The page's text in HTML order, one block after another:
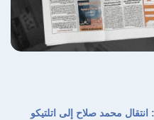
محمد صلاح إلى اتلتيكو